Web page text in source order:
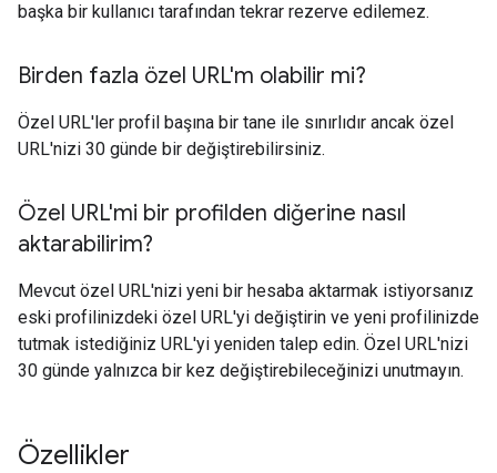
başka bir kullanıcı tarafından tekrar rezerve edilemez.
Birden fazla özel URL'm olabilir mi?
Özel URL'ler profil başına bir tane ile sınırlıdır ancak özel
URL'nizi 30 günde bir değiştirebilirsiniz.
Özel URL'mi bir profilden diğerine nasıl
aktarabilirim?
Mevcut özel URL'nizi yeni bir hesaba aktarmak istiyorsanız
eski profilinizdeki özel URL'yi değiştirin ve yeni profilinizde
tutmak istediğiniz URL'yi yeniden talep edin. Özel URL'nizi
30 günde yalnızca bir kez değiştirebileceğinizi unutmayın.
Özellikler